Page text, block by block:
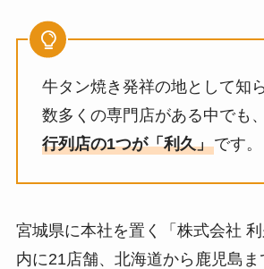
牛タン焼き発祥の地として知
数多くの専門店がある中でも、
行列店の1つが「利久」です。
宮城県に本社を置く「株式会社
内に21店舗、北海道から鹿児島